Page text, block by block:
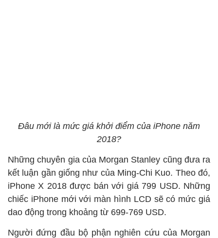
Đâu mới là mức giá khởi điểm của iPhone năm
2018?
Những chuyên gia của Morgan Stanley cũng đưa ra
kết luận gần giống như của Ming-Chi Kuo. Theo đó,
iPhone X 2018 được bán với giá 799 USD. Những
chiếc iPhone mới với màn hình LCD sẽ có mức giá
dao động trong khoảng từ 699-769 USD.
Người đứng đầu bộ phận nghiên cứu của Morgan